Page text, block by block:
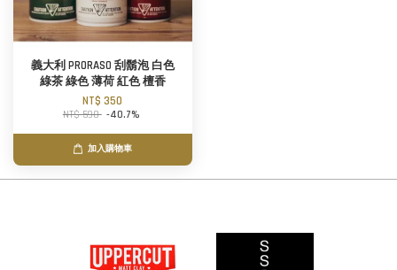
義大利 PRORASO 刮鬍泡 白色
綠茶 綠色 薄荷 紅色 檀香
NT$ 350
NT$ 590 -40.7%
加入購物車